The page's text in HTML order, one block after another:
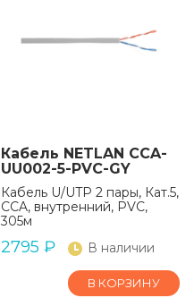
Кабель NETLAN CCA-
UU002-5-PVC-GY
Кабель U/UTP 2 пары, Кат.5,
CCA, внутренний, PVC,
305м
2795 ₽ В наличии
В КОРЗИНУ